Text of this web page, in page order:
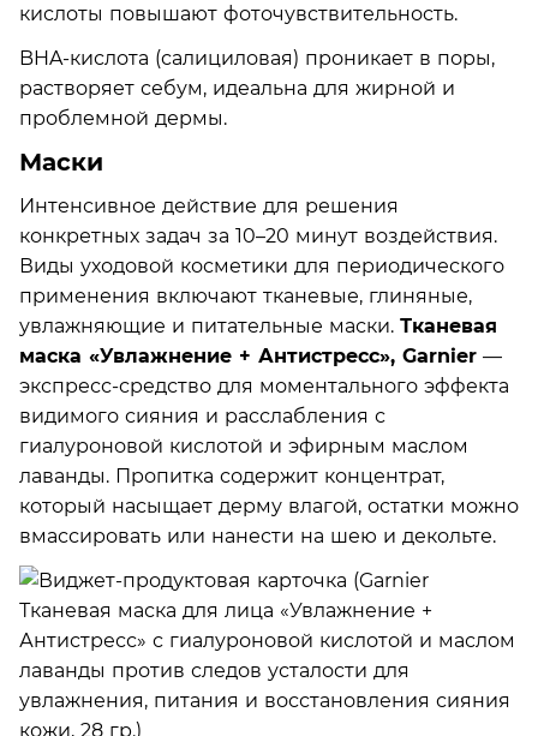
кислоты повышают фоточувствительность.
BHA-кислота (салициловая) проникает в поры,
растворяет себум, идеальна для жирной и
проблемной дермы.
Маски
Интенсивное действие для решения
конкретных задач за 10–20 минут воздействия.
Виды уходовой косметики для периодического
применения включают тканевые, глиняные,
увлажняющие и питательные маски. Тканевая
маска «Увлажнение + Антистресс», Garnier —
экспресс-средство для моментального эффекта
видимого сияния и расслабления с
гиалуроновой кислотой и эфирным маслом
лаванды. Пропитка содержит концентрат,
который насыщает дерму влагой, остатки можно
вмассировать или нанести на шею и декольте.